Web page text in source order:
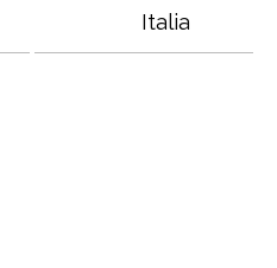
Italia